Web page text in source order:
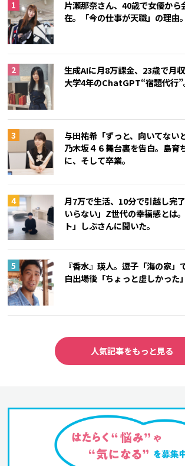
片瀬那奈さん、40歳で女優から
在。「今の仕事が天職」の理由。
生成AIに月8万課金、23歳で月
大学4年のChatGPT“宿題代行”
与田祐希「ずっと、向いてない
乃木坂４６舞台裏を告白。島育
に、そして卒業。
月7万で生活、10分で引越し完
いらない」Z世代の幸福感とは
ト」しぶさんに聞いた。
『香水』瑛人。逗子「海の家
白出場後「ちょっと虚しかった」
人気記事をもっと見る